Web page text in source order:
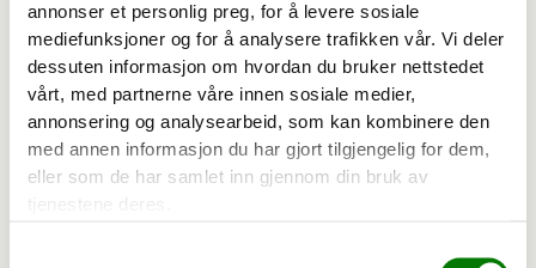
annonser et personlig preg, for å levere sosiale
mediefunksjoner og for å analysere trafikken vår. Vi deler
dessuten informasjon om hvordan du bruker nettstedet
vårt, med partnerne våre innen sosiale medier,
annonsering og analysearbeid, som kan kombinere den
med annen informasjon du har gjort tilgjengelig for dem,
eller som de har samlet inn gjennom din bruk av
tjenestene deres.
For mange med bekkenleddsmerter under
svangerskapet kan smertene gå over av seg selv
etter fødselen, men for ca. 25% blir problemene mer
langvarige. For mange gir manuell behandling
effektiv hjelp mot smertene under svangerskapet
og etter fødselen. Dette i tett samarbeid med
spesifikk, individuelt tilpasset treningsøvelser. Det